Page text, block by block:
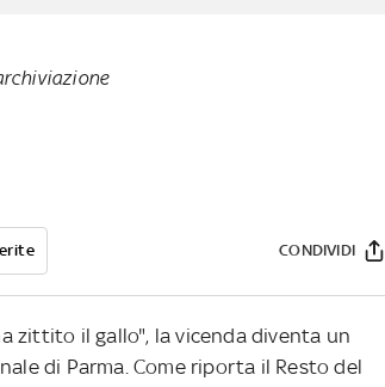
CONDIVIDI
zittito il gallo", la vicenda diventa un
di Parma. Come riporta il Resto del